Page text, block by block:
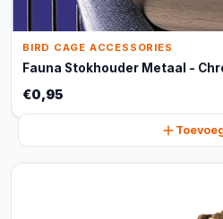
BIRD CAGE ACCESSORIES
Fauna Stokhouder Metaal -
€0,95